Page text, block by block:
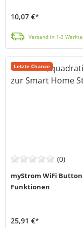
10,07 €*
Versand in 1-3
Letzte Chance
(0)
myStrom WiFi
Funktionen
25,91 €*